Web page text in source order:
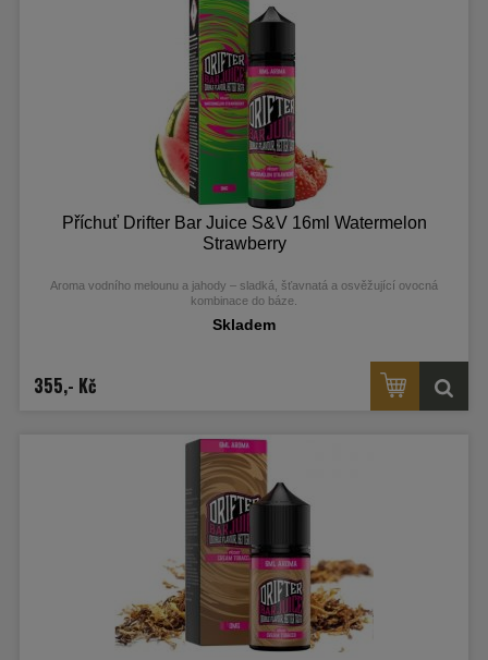
Příchuť Drifter Bar Juice S&V 16ml Watermelon
Strawberry
Aroma vodního melounu a jahody – sladká, šťavnatá a osvěžující ovocná
kombinace do báze.
Skladem
355,- Kč